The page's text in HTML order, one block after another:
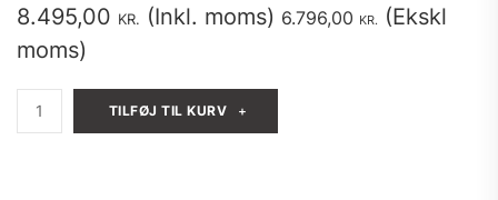
8.495,00 KR. (Inkl. moms) 6.796,00 KR.
(Ekskl
moms)
Messing
TILFØJ TIL KURV